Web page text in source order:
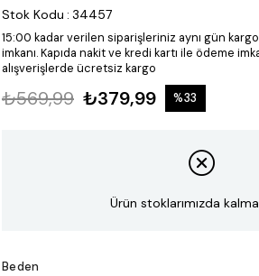
Stok Kodu : 34457
15:00 kadar verilen siparişleriniz aynı gün
imkanı.Kapıda nakit ve kredi kartı ile ödeme
alışverişlerde ücretsiz kargo
₺569,99 ₺379,99 %33
Ürün stoklarımızda
Beden